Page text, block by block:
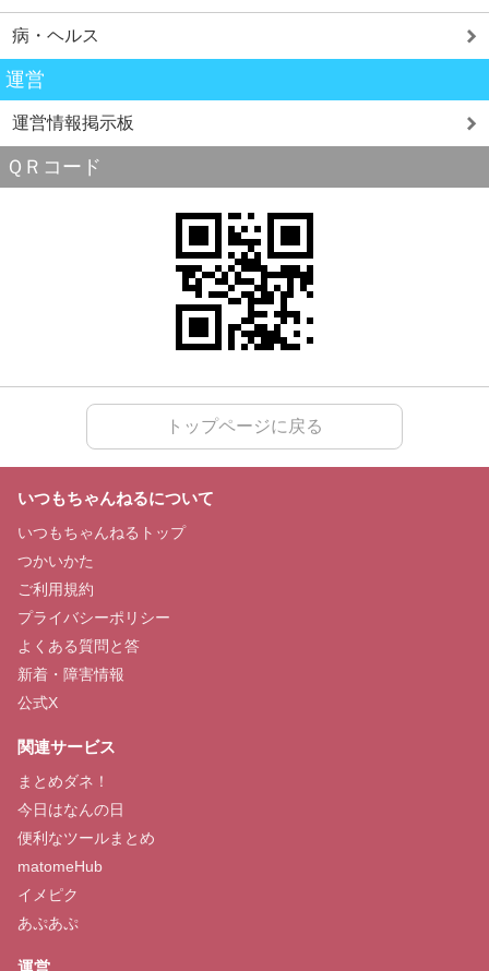
病・ヘルス
運営
運営情報掲示板
ＱＲコード
トップページに戻る
いつもちゃんねるについて
いつもちゃんねるトップ
つかいかた
ご利用規約
プライバシーポリシー
よくある質問と答
新着・障害情報
公式X
関連サービス
まとめダネ！
今日はなんの日
便利なツールまとめ
matomeHub
イメピク
あぷあぷ